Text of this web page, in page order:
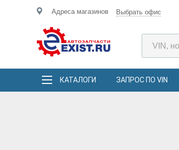
Адреса магазинов Выбрать офис
КАТАЛОГИ ЗАПРОС ПО VIN